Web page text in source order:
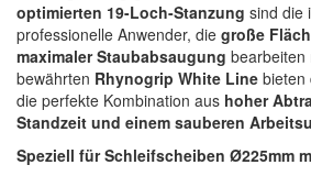
(3)
Spectral
(5)
StarChem
(1)
Sundstrom
optimierten 19-Loch-Stanzung sind die
professionelle Anwender, die große
maximaler Staubabsaugung bearbeiten
bewährten Rhynogrip White Line bieten
die perfekte Kombination aus hoher
Standzeit und einem sauberen
Speziell für Schleifscheiben Ø225mm